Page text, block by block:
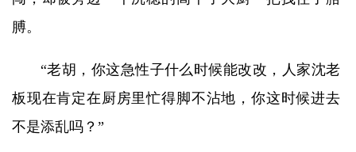
膊。
“老胡，你这急性子什么时候能改改，人家沈老
板现在肯定在厨房里忙得脚不沾地，你这时候进去
不是添乱吗？”